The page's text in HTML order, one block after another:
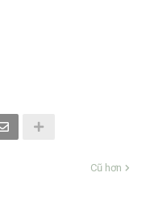
Cũ hơn